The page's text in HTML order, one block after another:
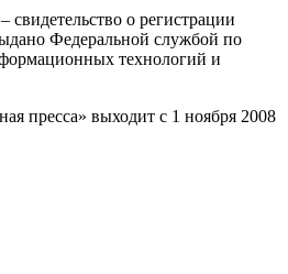
– свидетельство о регистрации
Федеральной службой по
технологий и
пресса» выходит с 1 ноября 2008